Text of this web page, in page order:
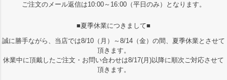
ご注文のメール返信は10:00～16:00（平日のみ）となります。
■夏季休業につきまして■
誠に勝手ながら、当店では8/10（月）～8/14（金）の間、夏季休業とさせて
頂きます。
休業中に頂戴したご注文・お問い合わせは8/17(月)以降に順次ご対応させて
頂きます。